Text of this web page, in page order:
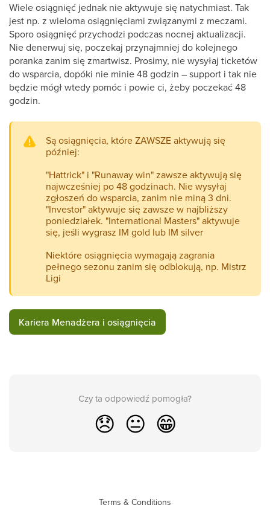
Wiele osiągnięć jednak nie aktywuje się natychmiast. Tak
jest np. z wieloma osiągnięciami związanymi z meczami.
Sporo osiągnięć przychodzi podczas nocnej aktualizacji.
Nie denerwuj się, poczekaj przynajmniej do kolejnego
poranka zanim się zmartwisz. Prosimy, nie wysyłaj ticketów
do wsparcia, dopóki nie minie 48 godzin – support i tak nie
będzie mógł wtedy pomóc i powie ci, żeby poczekać 48
godzin.
Są osiągnięcia, które ZAWSZE aktywują się
później:
"Hattrick" i "Runaway win" zawsze aktywują się
najwcześniej po 48 godzinach. Nie wysyłaj
zgłoszeń do wsparcia, zanim nie miną 3 dni.
"Investor" aktywuje się zawsze w najbliższy
poniedziałek. "International Masters" aktywuje
się, jeśli wygrasz IM gold lub IM silver
Niektóre osiągnięcia wymagają zagrania
pełnego sezonu zanim się odblokują, np. Mistrz
Ligi
Kariera Menadżera i osiągnięcia
Czy ta odpowiedź pomogła?
😞 😐 😁
Terms & Conditions